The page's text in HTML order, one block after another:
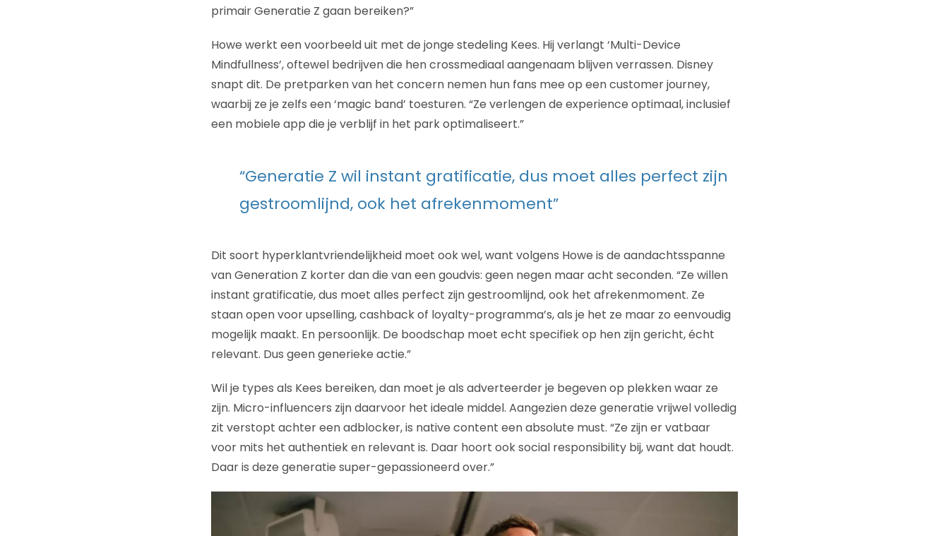
primair Generatie Z gaan bereiken?”
Howe werkt een voorbeeld uit met de jonge stedeling Kees. Hij verlangt ‘Multi-Device
Mindfullness’, oftewel bedrijven die hen crossmediaal aangenaam blijven verrassen. Disney
snapt dit. De pretparken van het concern nemen hun fans mee op een customer journey,
waarbij ze je zelfs een ‘magic band’ toesturen. “Ze verlengen de experience optimaal, inclusief
een mobiele app die je verblijf in het park optimaliseert.”
“Generatie Z wil instant gratificatie, dus moet alles perfect zijn
gestroomlijnd, ook het afrekenmoment”
Dit soort hyperklantvriendelijkheid moet ook wel, want volgens Howe is de aandachtsspanne
van Generation Z korter dan die van een goudvis: geen negen maar acht seconden. “Ze willen
instant gratificatie, dus moet alles perfect zijn gestroomlijnd, ook het afrekenmoment. Ze
staan open voor upselling, cashback of loyalty-programma’s, als je het ze maar zo eenvoudig
mogelijk maakt. En persoonlijk. De boodschap moet echt specifiek op hen zijn gericht, écht
relevant. Dus geen generieke actie.”
Wil je types als Kees bereiken, dan moet je als adverteerder je begeven op plekken waar ze
zijn. Micro-influencers zijn daarvoor het ideale middel. Aangezien deze generatie vrijwel volledig
zit verstopt achter een adblocker, is native content een absolute must. “Ze zijn er vatbaar
voor mits het authentiek en relevant is. Daar hoort ook social responsibility bij, want dat houdt.
Daar is deze generatie super-gepassioneerd over.”